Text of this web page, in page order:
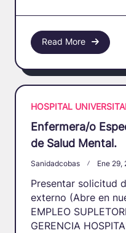
Read More
HOSPITAL
Enfermera/o
de Salud Mental.
Sanidadcobas Ene 29,
Presentar solicitud
externo (Abre en
EMPLEO
GERENCIA